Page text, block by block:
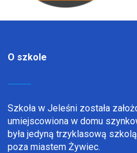
O szkole
Szkoła w Jeleśni została
umiejscowiona w domu
była jedyną trzyklasową
poza miastem Żywiec.